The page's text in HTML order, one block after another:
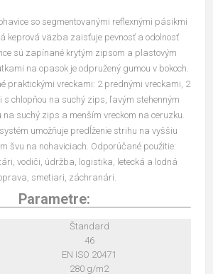
so segmentovanými reflexnými pásikmi
keprová väzba zaisťuje pevnosť a odolnosť
sú zapínané krytým zipsom a plastovým
na opasok je odpružený gumou v bokoch.
praktickými vreckami: 2 prednými vreckami, 2
s chlopňou na suchý zips, ľavým stehenným
na suchý zips a menším vreckom na ceruzku.
systém umožňuje predĺženie strihu na vyššiu
švu na nohaviciach. Odporúčané použitie:
vodiči, údržba, logistika, letecká a lodná
smetiari, záchranári.
Parametre:
Štandard
46
EN ISO 20471
280 g/m2